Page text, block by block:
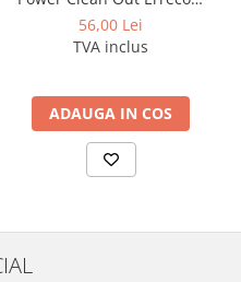
750 ml
56,00 Lei
TVA inclus
ADAUGA IN COS